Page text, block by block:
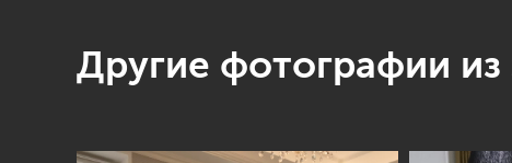
Другие фотографии из